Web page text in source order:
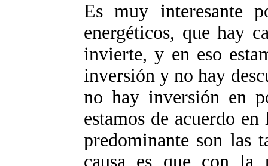
Es muy interesante
energéticos, que hay
invierte, y en eso
inversión y no hay
no hay inversión en
estamos de acuerdo
predominante son las
causa es que con la